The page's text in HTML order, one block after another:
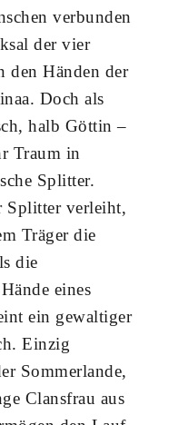
verbunden
der vier
den Händen der
Doch als
halb Göttin –
Traum in
Splitter.
Splitter verleiht,
Träger die
die
eines
ein gewaltiger
Einzig
Sommerlande,
Clansfrau aus